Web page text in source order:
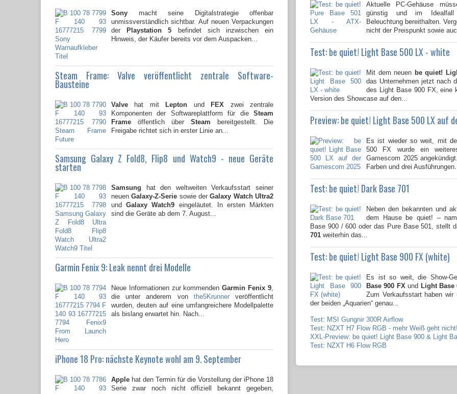
Sony macht seine Digitalstrategie offenbar
unmissverständlich sichtbar. Auf neuen Verpackungen
der
Playstation 5 befindet sich inzwischen ein
Hinweis, der Käufer bereits vor dem Auspacken...
Steam Frame: Valve veröffentlicht zentrale Software-
Bausteine
Valve hat mit Lepton und FEX zwei zentrale
Komponenten der Softwareplattform für die Steam
Frame öffentlich über Steam bereitgestellt. Die
Freigabe richtet sich in erster Linie an...
Samsung Galaxy Z Fold8, Flip8 und Watch9 - neue Geräte
starten
Samsung hat den weltweiten Verkaufsstart seiner
neuenGalaxy-Z-Serie sowie der Galaxy Watch Ultra2
undGalaxy Watch9 eingeläutet. In ersten Märkten
sind die Geräte ab dem 7. August...
Garmin Fenix 9: Leak nennt drei Modelle
Neue Informationen zur kommendenGarmin Fenix 9,
die unter anderem von the5Krunnerveröffentlicht
wurden, deuten auf eine umfangreichere Modellpalette
als bislang erwartet hin. Nach...
iPhone 18 Pro: nächste Keynote wohl am 9. September
Apple hat den Termin für die Vorstellung der iPhone 18
Serie zwar noch nicht offiziell bekannt gegeben,
Aktuelle PC-Gehäuse
günstig und im
Beleuchtung bereithalten.
nicht der Preispunkt sowie
Test: be quiet! Light Base 500 LX - white
Mit dem neuen be quiet!
das Unternehmen jetzt nach
des Light Base 900 FX, eine
Version des Showcase auf den...
Preview: be quiet! Light Base 500 LX auf
Es ist wieder so weit, mit
500 FX wurde ein
Gamescom 2025
Farben und drei
Test: be quiet! Dark Base 701
Neben den bekannten und
dem Hause be quiet! –
Base 900 / 600 oder das Pure Base 501, stellt
701 weiterhin das...
Test: be quiet! Light Base 900 FX (white)
Es ist so weit, die Show-
Base 900 FXund Light Base
Zum Verkaufsstart haben wir
der beiden „Aquarien“ genau...
Test: MSI Gungnir 300R Airflow
Test: NZXT H7 Flow RGB - mehr Weiß geht nicht!
XXL-Preview: be quiet! Light Base 900 & Light
Test: NZXT H6 Flow RGB